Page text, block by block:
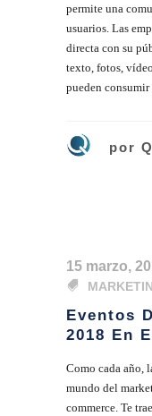
permite una
usuarios. Las
directa con su
texto, fotos,
pueden
por
15 marzo,
Eventos
2018 En
Como cada año,
mundo del
commerce. Te